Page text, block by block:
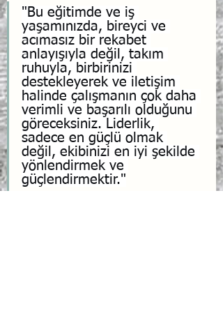
"Bu eğitimde ve iş
yaşamınızda, bireyci ve
acımasız bir rekabet
anlayışıyla değil, takım
ruhuyla, birbirinizi
destekleyerek ve iletişim
halinde çalışmanın çok daha
verimli ve başarılı olduğunu
göreceksiniz. Liderlik,
sadece en güçlü olmak
değil, ekibinizi en iyi şekilde
yönlendirmek ve
güçlendirmektir."